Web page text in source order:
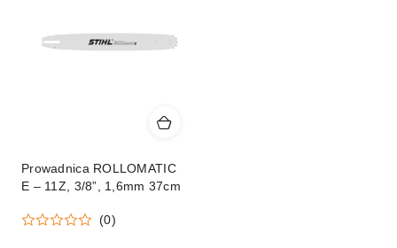
Prowadnica ROLLOMATIC
E – 11Z, 3/8”, 1,6mm 37cm
(0)